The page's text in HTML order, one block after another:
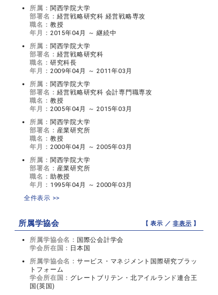
所属： 関西学院大学
部署名： 経営戦略研究科 経営戦略専攻
職名： 教授
年月： 2015年04月 ～ 継続中
所属： 関西学院大学
部署名： 経営戦略研究科
職名： 研究科長
年月： 2009年04月 ～ 2011年03月
所属： 関西学院大学
部署名： 経営戦略研究科 会計専門職専攻
職名： 教授
年月： 2005年04月 ～ 2015年03月
所属： 関西学院大学
部署名： 産業研究所
職名： 教授
年月： 2000年04月 ～ 2005年03月
所属： 関西学院大学
部署名： 産業研究所
職名： 助教授
年月： 1995年04月 ～ 2000年03月
全件表示 >>
所属学協会 【 表示 ／非表示 】
所属学協会名： 国際公会計学会
学会所在国： 日本国
所属学協会名： サービス・マネジメント国際研究プラッ
トフォーム
学会所在国： グレートブリテン・北アイルランド連合王
国(英国)